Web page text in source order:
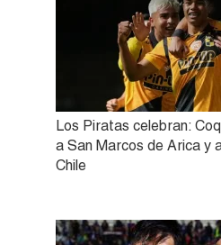
Los Piratas celebran:
a San Marcos de Arica y
Chile